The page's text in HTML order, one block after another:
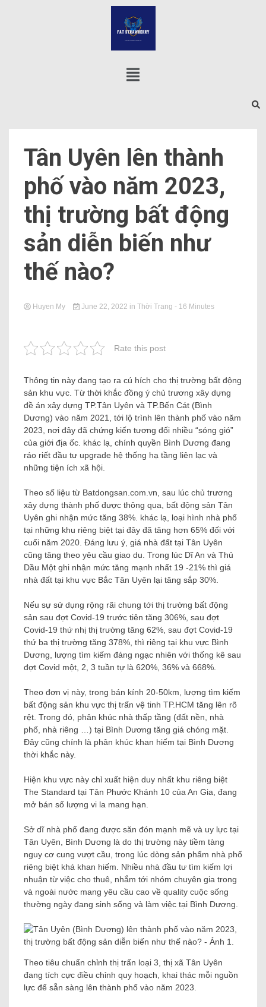
Tân Uyên lên thành
phố vào năm 2023,
thị trường bất động
sản diễn biến như
thế nào?
Huyen My June 22, 2022 in Thời Trang - 16 Minutes
Rate this post
Thông tin này đang tạo ra cú hích cho thị trường bất động
sản khu vực. Từ thời khắc đồng ý chủ trương xây dựng
đề án xây dựng TP.Tân Uyên và TP.Bến Cát (Bình
Dương) vào năm 2021, tới lộ trình lên thành phố vào năm
2023, nơi đây đã chứng kiến ​​tương đối nhiều “sóng gió”
của giới địa ốc. khác lạ, chính quyền Bình Dương đang
ráo riết đầu tư upgrade hệ thống hạ tầng liên lạc và
những tiện ích xã hội.
Theo số liệu từ Batdongsan.com.vn, sau lúc chủ trương
xây dựng thành phố được thông qua, bất động sản Tân
Uyên ghi nhận mức tăng 38%. khác lạ, loại hình nhà phố
tại những khu riêng biệt tại đây đã tăng hơn 65% đối với
cuối năm 2020. Đáng lưu ý, giá nhà đất tại Tân Uyên
cũng tăng theo yêu cầu giao du. Trong lúc Dĩ An và Thủ
Dầu Một ghi nhận mức tăng mạnh nhất 19 -21% thì giá
nhà đất tại khu vực Bắc Tân Uyên lại tăng sắp 30%.
Nếu sự sử dụng rộng rãi chung tới thị trường bất động
sản sau đợt Covid-19 trước tiên tăng 306%, sau đợt
Covid-19 thứ nhị thị trường tăng 62%, sau đợt Covid-19
thứ ba thị trường tăng 378%, thì riêng tại khu vực Bình
Dương, lượng tìm kiếm đáng ngạc nhiên với thống kê sau
đợt Covid một, 2, 3 tuần tự là 620%, 36% và 668%.
Theo đơn vị này, trong bán kính 20-50km, lượng tìm kiếm
bất động sản khu vực thị trấn vệ tinh TP.HCM tăng lên rõ
rệt. Trong đó, phân khúc nhà thấp tầng (đất nền, nhà
phố, nhà riêng …) tại Bình Dương tăng giá chóng mặt.
Đây cũng chính là phân khúc khan hiếm tại Bình Dương
thời khắc này.
Hiện khu vực này chỉ xuất hiện duy nhất khu riêng biệt
The Standard tại Tân Phước Khánh 10 của An Gia, đang
mở bán số lượng vi la mang hạn.
Sở dĩ nhà phố đang được săn đón mạnh mẽ và uy lực tại
Tân Uyên, Bình Dương là do thị trường này tiềm tàng
nguy cơ cung vượt cầu, trong lúc dòng sản phẩm nhà phố
riêng biệt khá khan hiếm. Nhiều nhà đầu tư tìm kiếm lợi
nhuận từ việc cho thuê, nhắm tới nhóm chuyên gia trong
và ngoài nước mang yêu cầu cao về quality cuộc sống
thường ngày đang sinh sống và làm việc tại Bình Dương.
Theo tiêu chuẩn chỉnh thị trấn loại 3, thị xã Tân Uyên
đang tích cực điều chỉnh quy hoạch, khai thác mỗi nguồn
lực để sẵn sàng lên thành phố vào năm 2023.